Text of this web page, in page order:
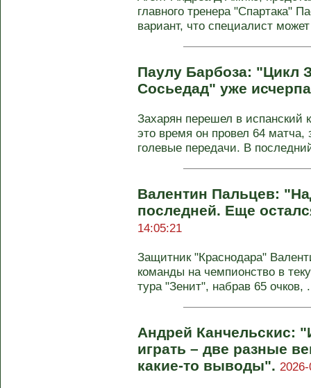
главного тренера "Спартака"
вариант, что специалист
Паулу Барбоза: "Цикл
Сосьедад" уже
Захарян перешел в испанский
это время он провел 64
голевые передачи. В
Валентин Пальцев:
последней. Еще
14:05:21
Защитник "Краснодара"
команды на чемпионство в
тура "Зенит", набрав 65 очков,
Андрей Канчельскис:
играть – две разные
какие-то выводы".